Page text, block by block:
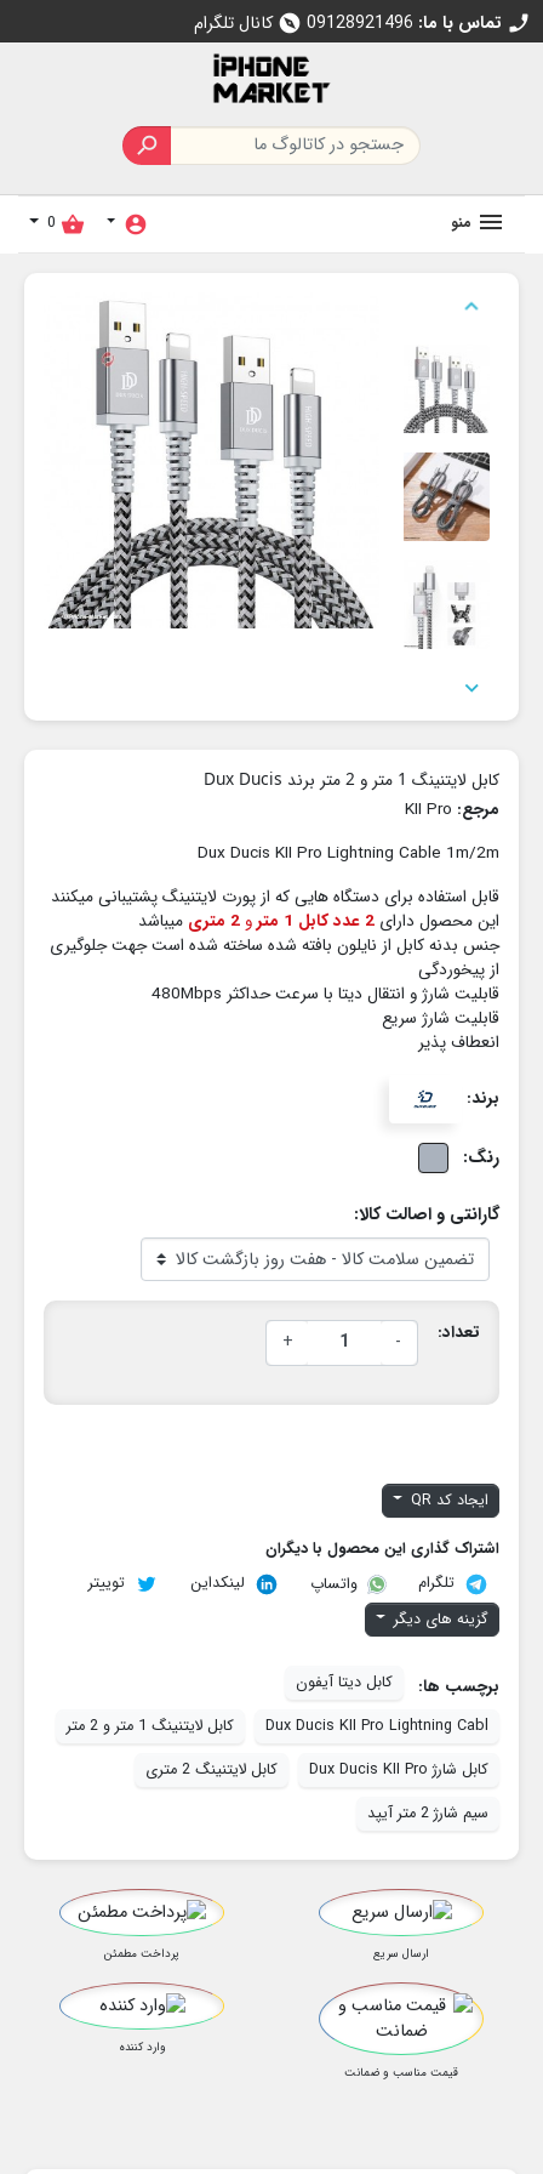
call تماس با ما: 09128921496
explore کانال تلگرام

منو account_circle
shopping_basket
0


کابل لایتنینگ 1 متر و 2 متر برند Dux Ducis
مرجع:
Dux Ducis KII Pro Lightning Cable 1m/2m
قابل استفاده برای دستگاه هایی که از پورت لایتنینگ پشتیبانی میکنند
این محصول دارای 2 عدد کابل 1 متر و 2 متری
میباشد
جنس بدنه کابل از نایلون بافته شده ساخته شده است جهت جلوگیری
از پیخوردگی
قابلیت شارژ و انتقال دیتا با سرعت حداکثر 480Mbps
قابلیت شارژ سریع
انعطاف پذیر
برند:
رنگ:
گارانتی و اصالت کالا:
تعداد: -
+
ایجاد کد QR
اشتراک گذاری این محصول با دیگران
تلگرام
واتساپ لینکداین
توییتر
گزینه های دیگر
برچسب ها:
کابل دیتا آیفون
Dux Ducis KII Pro Lightning Cabl
کابل لایتنینگ 1 متر و 2 متر
کابل شارژ Dux Ducis KII Pro
کابل لایتنینگ 2 متری
سیم شارژ 2 متر آیپد
ارسال سریع پرداخت مطمئن
قیمت مناسب و ضمانت
وارد کننده